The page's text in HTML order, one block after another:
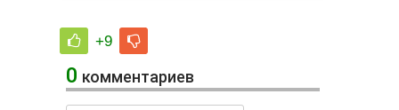
+9
0 комментариев